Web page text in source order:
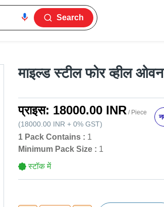
Search
माइल्ड स्टील फोर व्हील
प्राइस: 18000.00 INR / Piece
(18000.00 INR + 0% GST)
1 Pack Contains : 1
Minimum Pack Size : 1
स्टॉक में